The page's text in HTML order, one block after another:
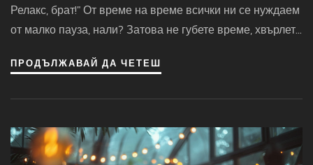
Релакс, брат!" От време на време всички ни се нуждаем
от малко пауза, нали? Затова не губете време, хвърлете
техники и вижте как животът ви се превръща в
ПРОДЪЛЖАВАЙ ДА ЧЕТЕШ